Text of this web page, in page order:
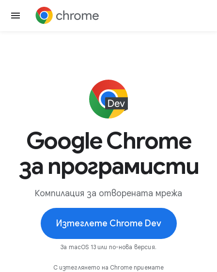
Google Chrome
за програмисти
Компилация за отворената мрежа
Изтеглете Chrome Dev
За macOS 13 или по-нова версия.
С изтеглянето на Chrome приемате